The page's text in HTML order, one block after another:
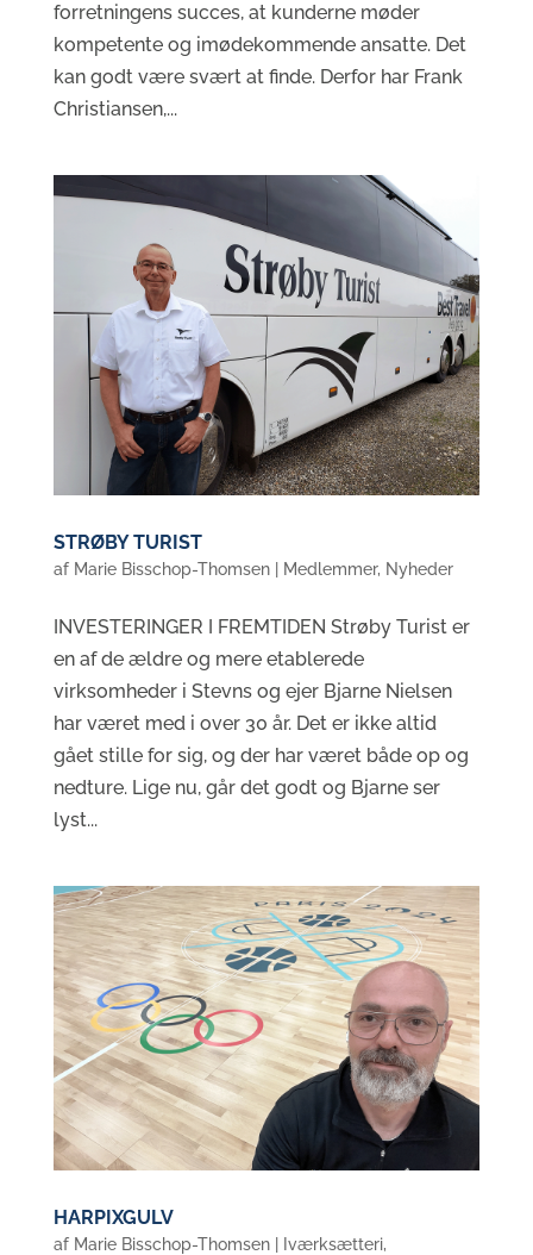
forretningens succes, at kunderne møder
kompetente og imødekommende ansatte. Det
kan godt være svært at finde. Derfor har Frank
Christiansen,...
STRØBY TURIST
af Marie Bisschop-Thomsen| Medlemmer, Nyheder
INVESTERINGER I FREMTIDEN Strøby Turist er
en af de ældre og mere etablerede
virksomheder i Stevns og ejer Bjarne Nielsen
har været med i over 30 år. Det er ikke altid
gået stille for sig, og der har været både op og
nedture. Lige nu, går det godt og Bjarne ser
lyst...
HARPIXGULV
af Marie Bisschop-Thomsen| Iværksætteri,